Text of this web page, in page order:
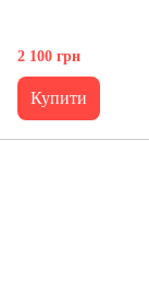
2 100 грн
Купити